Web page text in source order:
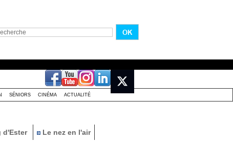
SÉNIORS CINÉMA ACTUALITÉ
d'Ester Le nez en l'air